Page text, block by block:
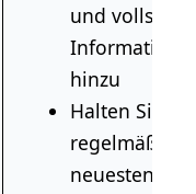
und
hinzu
Halten Sie
regelmäßig
neuesten